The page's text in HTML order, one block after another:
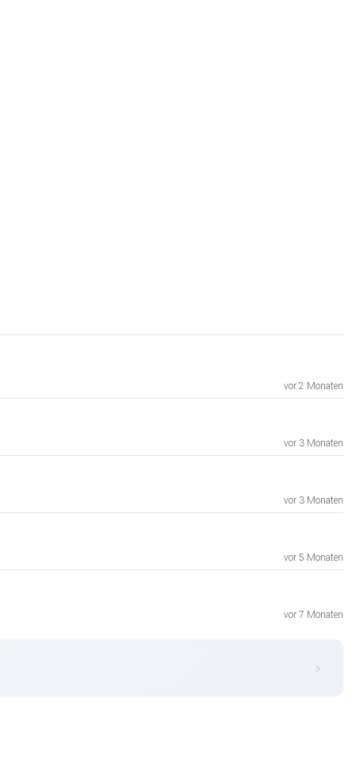
vor 2 Monaten
vor 3 Monaten
vor 3 Monaten
vor 5 Monaten
vor 7 Monaten